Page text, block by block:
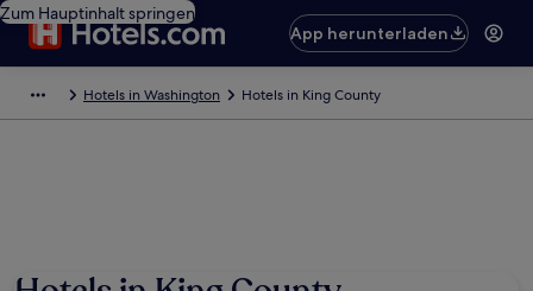
Zum Hauptinhalt springen
App herunterladen
Hotels in Washington Hotels in King County